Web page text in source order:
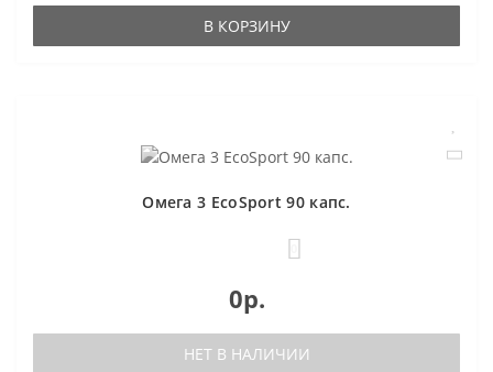
В КОРЗИНУ
Омега 3 EcoSport 90 капс.
0р.
НЕТ В НАЛИЧИИ